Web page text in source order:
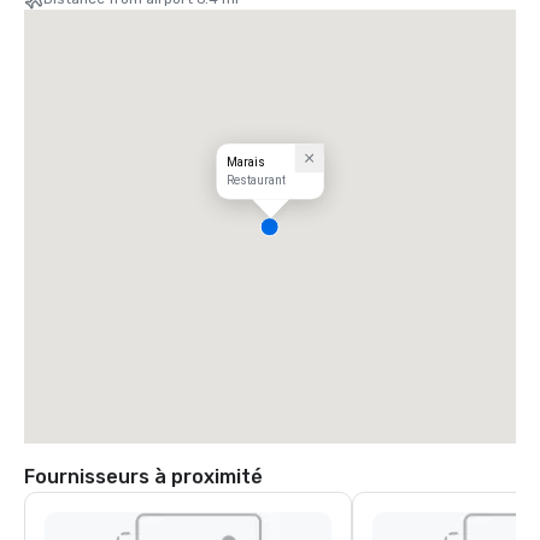
Marais
Restaurant
Fournisseurs à proximité